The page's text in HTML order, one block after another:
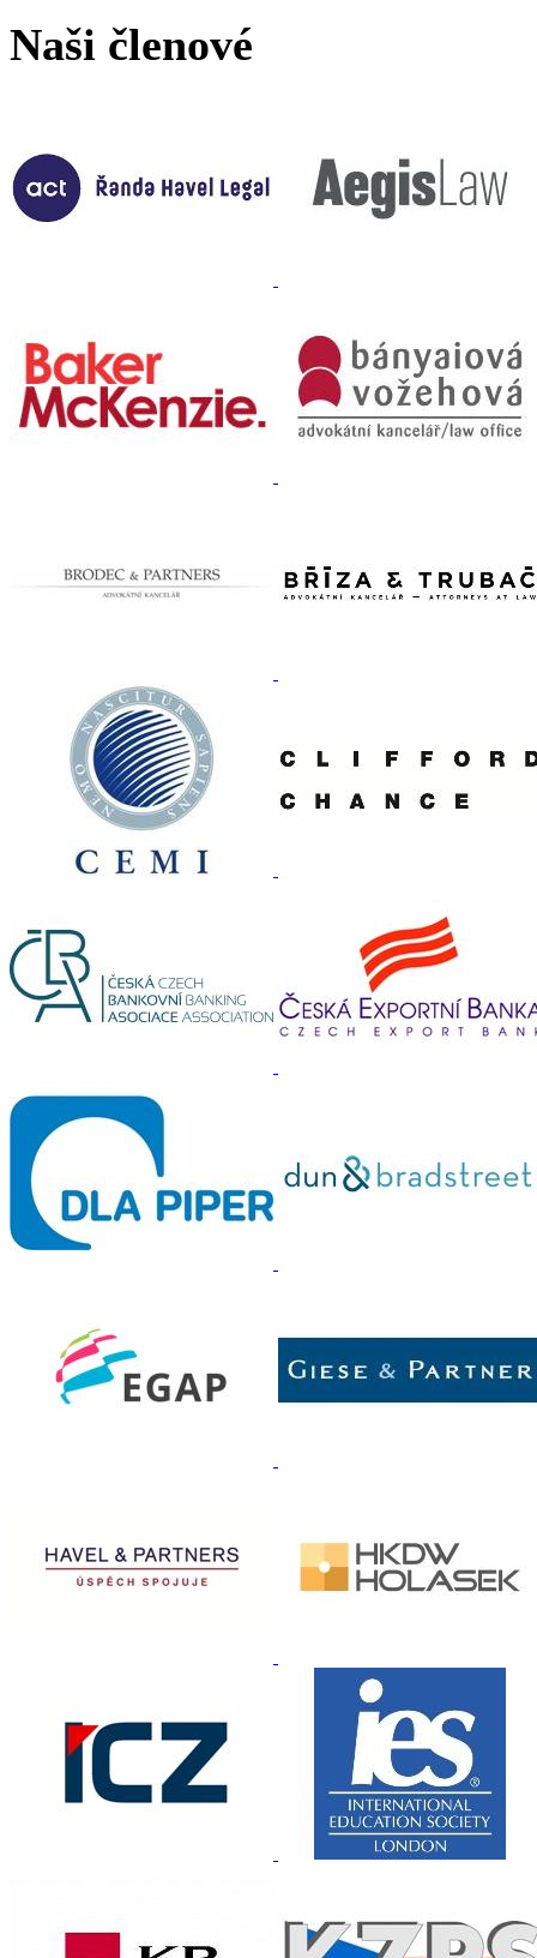
Naši členové